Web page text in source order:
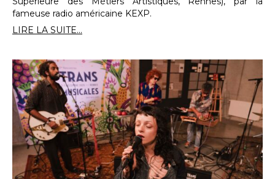
fameuse radio américaine KEXP.
LIRE LA SUITE...